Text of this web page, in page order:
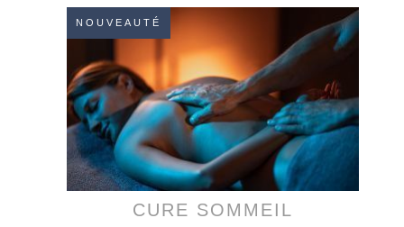
NOUVEAUTÉ
CURE SOMMEIL